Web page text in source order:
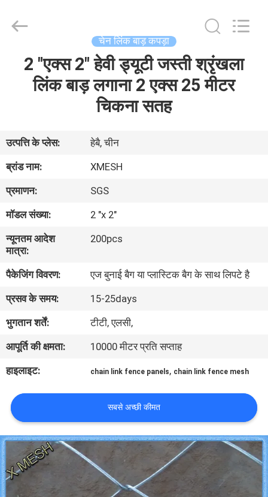
हमारे
बारे
में
कारखाना
भ्रमण
गुणवत्ता
नियंत्रण
संपर्क
करें
एक
उद्धरण
का
अनुरोध
करें
MFG
Reserved.
चेन लिंक बाड़ कपड़ा
2 "एक्स 2" हेवी ड्यूटी जस्ती श्रृंखला
लिंक बाड़ लगाना 2 एक्स 25 मीटर
चिकना सतह
उत्पत्ति के प्लेस:
हेबै, चीन
ब्रांड नाम:
XMESH
प्रमाणन:
SGS
मॉडल संख्या:
2 "x 2"
न्यूनतम आदेश
मात्रा:
200pcs
पैकेजिंग विवरण:
एज बुनाई बैग या प्लास्टिक बैग के साथ लिपटे है
प्रसव के समय:
15-25days
भुगतान शर्तें:
टीटी, एलसी,
आपूर्ति की क्षमता:
10000 मीटर प्रति सप्ताह
हाइलाइट:
chain link fence panels, chain link fence mesh
सबसे अच्छी कीमत